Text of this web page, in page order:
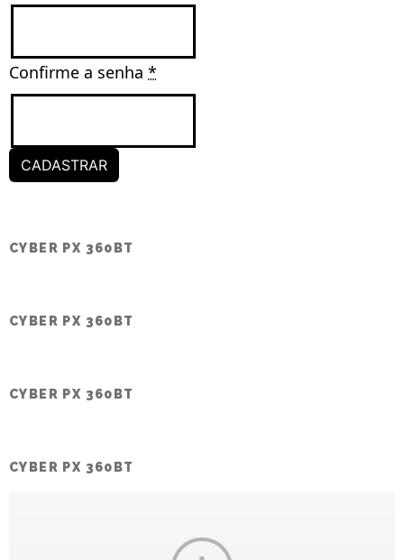
Confirme a senha *
CADASTRAR
CYBER PX 360BT
CYBER PX 360BT
CYBER PX 360BT
CYBER PX 360BT